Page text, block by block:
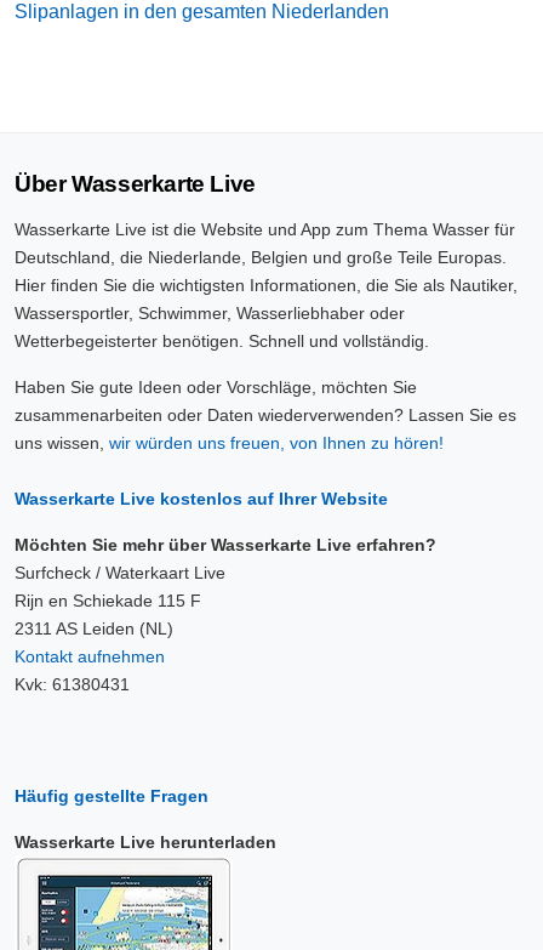
Slipanlagen in den gesamten Niederlanden
Über Wasserkarte Live
Wasserkarte Live ist die Website und App zum Thema Wasser für
Deutschland, die Niederlande, Belgien und große Teile Europas.
Hier finden Sie die wichtigsten Informationen, die Sie als Nautiker,
Wassersportler, Schwimmer, Wasserliebhaber oder
Wetterbegeisterter benötigen. Schnell und vollständig.
Haben Sie gute Ideen oder Vorschläge, möchten Sie
zusammenarbeiten oder Daten wiederverwenden? Lassen Sie es
uns wissen, wir würden uns freuen, von Ihnen zu hören!
Wasserkarte Live kostenlos auf Ihrer Website
Möchten Sie mehr über Wasserkarte Live erfahren?
Surfcheck / Waterkaart Live
Rijn en Schiekade 115 F
2311 AS Leiden (NL)
Kontakt aufnehmen
Kvk: 61380431
Häufig gestellte Fragen
Wasserkarte Live herunterladen